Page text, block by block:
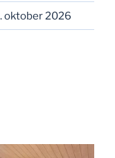
oktober 2026